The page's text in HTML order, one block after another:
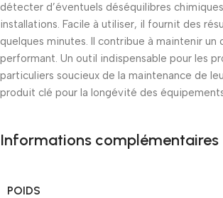
détecter d’éventuels déséquilibres
installations. Facile à utiliser, il fournit des
quelques minutes. Il contribue à maintenir
performant. Un outil indispensable pour les
particuliers soucieux de la maintenance de
produit clé pour la longévité des
Informations complémentaires
POIDS